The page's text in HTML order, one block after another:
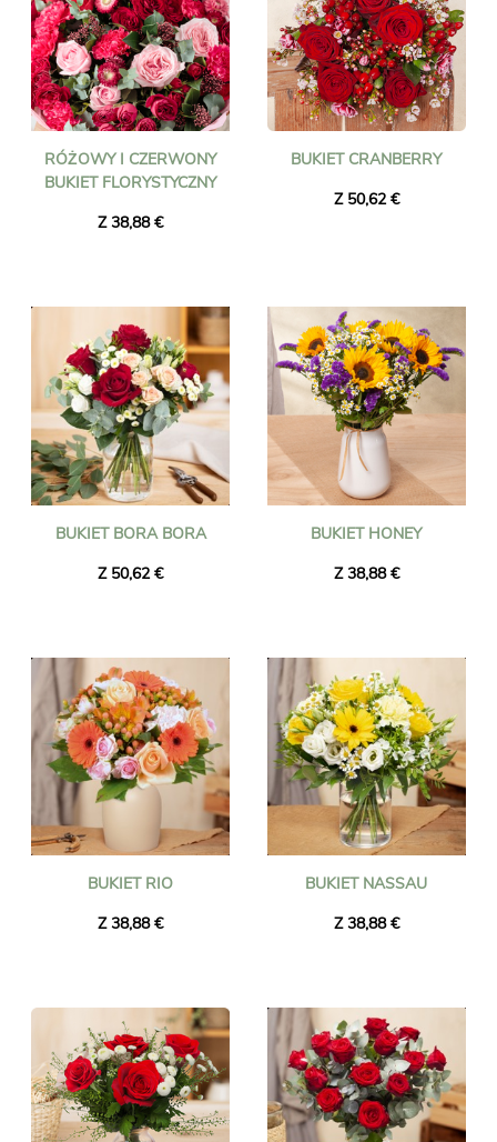
RÓŻOWY I CZERWONY
BUKIET FLORYSTYCZNY
Z 38,88 €
BUKIET CRANBERRY
Z 50,62 €
BUKIET BORA BORA
Z 50,62 €
BUKIET HONEY
Z 38,88 €
BUKIET RIO
Z 38,88 €
BUKIET NASSAU
Z 38,88 €